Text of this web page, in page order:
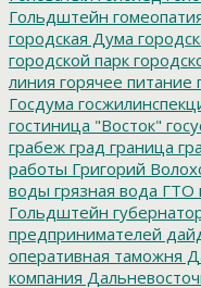
Гольдштейн
городская Дума
городской парк
линия горячее питание
Госдума
гостиница "Восток"
грабеж град граница
работы Григорий
воды грязная вода ГТО
Гольдштейн
предпринимателей
оперативная таможня
компания